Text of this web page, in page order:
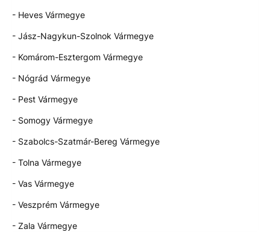
- Heves Vármegye
- Jász-Nagykun-Szolnok Vármegye
- Komárom-Esztergom Vármegye
- Nógrád Vármegye
- Pest Vármegye
- Somogy Vármegye
- Szabolcs-Szatmár-Bereg Vármegye
- Tolna Vármegye
- Vas Vármegye
- Veszprém Vármegye
- Zala Vármegye